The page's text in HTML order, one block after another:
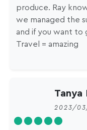
produce. Ray
we managed the
and if you want to
Travel = amazing
Tanya
2023/